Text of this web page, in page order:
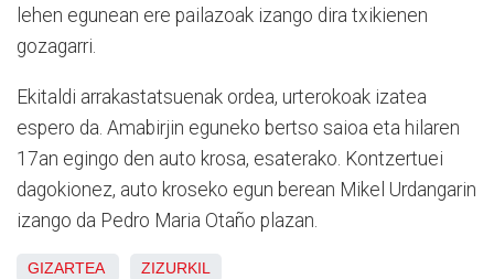
lehen egunean ere pailazoak izango dira txikienen
gozagarri.
Ekitaldi arrakastatsuenak ordea, urterokoak izatea
espero da. Amabirjin eguneko bertso saioa eta hilaren
17an egingo den auto krosa, esaterako. Kontzertuei
dagokionez, auto kroseko egun berean Mikel Urdangarin
izango da Pedro Maria Otaño plazan.
GIZARTEA ZIZURKIL